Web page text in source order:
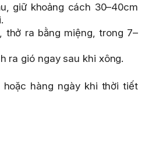
giữ khoảng cách 30–40cm
thở ra bằng miệng, trong 7–
ra gió ngay sau khi xông.
hoặc hàng ngày khi thời tiết